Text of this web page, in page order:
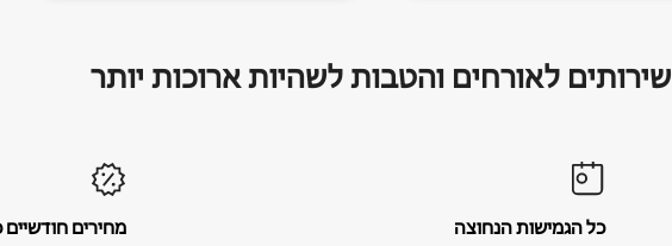
שירותים לאורחים והטבות לשהיות ארוכות יותר
כל הגמישות הנחוצה
מחירים